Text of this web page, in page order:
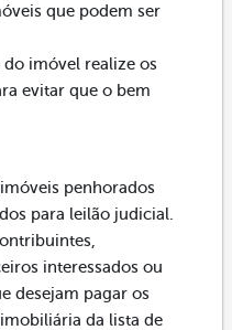
que podem ser
imóvel realize os
evitar que o bem
penhorados
para leilão judicial.
interessados ou
desejam pagar os
da lista de